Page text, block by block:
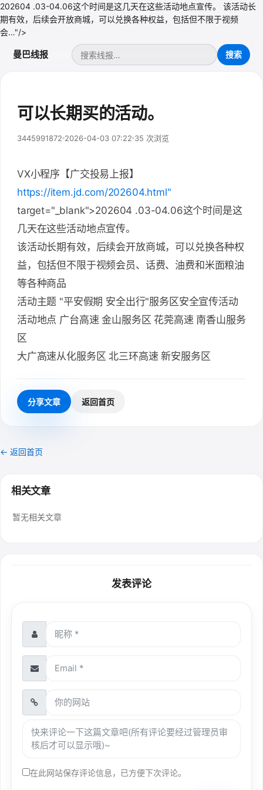
202604 .03-04.06这个时间是这几天在这些活动地点宣传。 该活动长
期有效，后续会开放商城，可以兑换各种权益，包括但不限于视频
会…"/>
曼巴线报
可以长期买的活动。
3445991872 2026-04-03 07:22 35 次浏览
VX小程序【广交投易上报】
https://item.jd.com/202604.html"
target="_blank">202604 .03-04.06这个时间是这
几天在这些活动地点宣传。
该活动长期有效，后续会开放商城，可以兑换各种权
益，包括但不限于视频会员、话费、油费和米面粮油
等各种商品
活动主题 "平安假期 安全出行"服务区安全宣传活动
活动地点 广台高速 金山服务区 花莞高速 南香山服务
区
大广高速从化服务区 北三环高速 新安服务区
分享文章 返回首页
← 返回首页
相关文章
暂无相关文章
发表评论
在此网站保存评论信息，已方便下次评论。